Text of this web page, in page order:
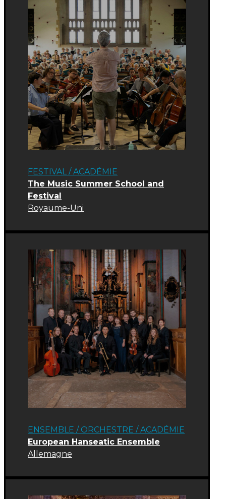
FESTIVAL /ACADÉMIE
The Music Summer School and
Festival
Royaume-Uni
ENSEMBLE / ORCHESTRE /ACADÉMIE
European Hanseatic Ensemble
Allemagne